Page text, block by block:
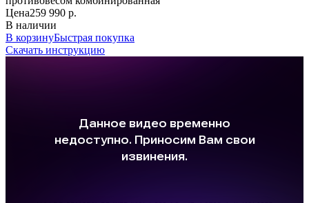
Цена259 990 р.
В наличии
В корзинуБыстрая покупка
Скачать инструкцию